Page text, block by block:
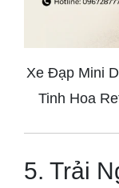
Xe Đạp Mini
Tinh Hoa
5. Trải